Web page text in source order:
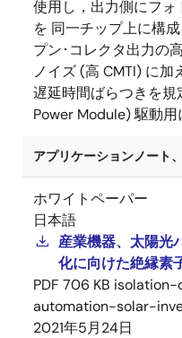
使用し，出力側にフ
を 同一チップ上に構
プン･コレクタ出力の
ノイズ (高 CMTI) に
遅延時間ばらつきを
Power Module) 駆動用
アプリケーションノート
ホワイトペーパー
日本語
産業機器、太陽光
化に向けた絶縁素
PDF 706 KB
automation-solar-
2021年5月24日